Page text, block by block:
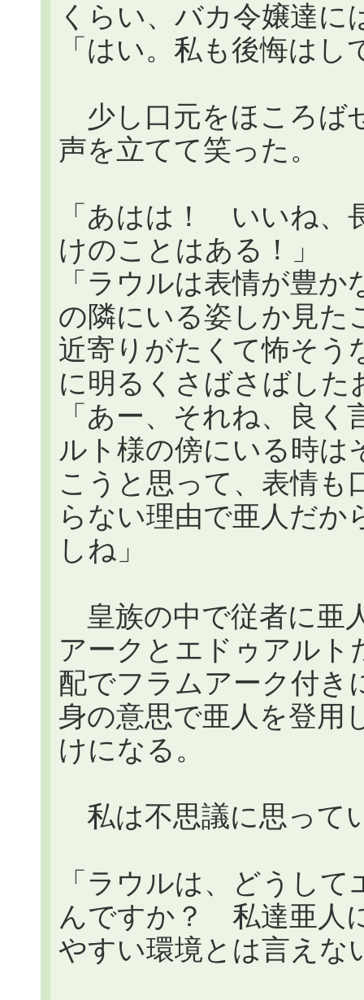
くらい、バカ令嬢達
「はい。私も後悔はし
少し口元をほころば
声を立てて笑った。
「あはは！ いいね、
けのことはある！」
「ラウルは表情が豊
の隣にいる姿しか見た
近寄りがたくて怖そう
に明るくさばさばした
「あー、それね、良
ルト様の傍にいる時は
こうと思って、表情も
らない理由で亜人だか
しね」
皇族の中で従者に亜
アークとエドゥアルト
配でフラムアーク付き
身の意思で亜人を登用
けになる。
私は不思議に思って
「ラウルは、どうし
んですか？ 私達亜人
やすい環境とは言えな